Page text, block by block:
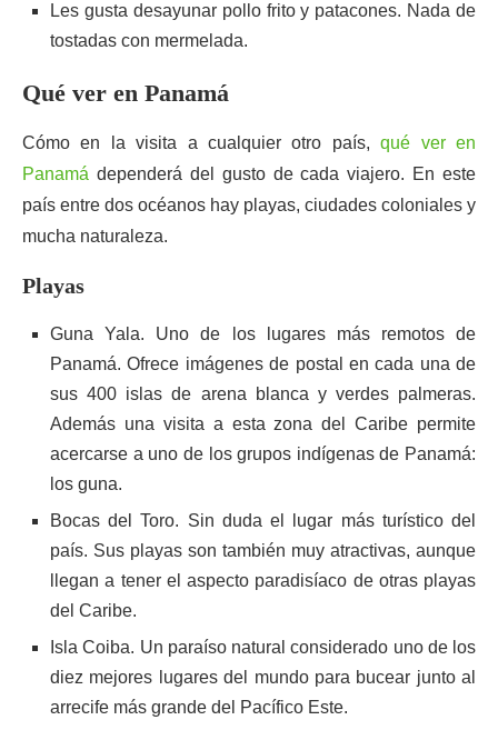
Les gusta desayunar pollo frito y patacones. Nada de
tostadas con mermelada.
Qué ver en Panamá
Cómo en la visita a cualquier otro país,qué ver en
Panamá dependerá del gusto de cada viajero. En este
país entre dos océanos hay playas, ciudades coloniales y
mucha naturaleza.
Playas
Guna Yala. Uno de los lugares más remotos de
Panamá. Ofrece imágenes de postal en cada una de
sus 400 islas de arena blanca y verdes palmeras.
Además una visita a esta zona del Caribe permite
acercarse a uno de los grupos indígenas de Panamá:
los guna.
Bocas del Toro. Sin duda el lugar más turístico del
país. Sus playas son también muy atractivas, aunque
llegan a tener el aspecto paradisíaco de otras playas
del Caribe.
Isla Coiba. Un paraíso natural considerado uno de los
diez mejores lugares del mundo para bucear junto al
arrecife más grande del Pacífico Este.